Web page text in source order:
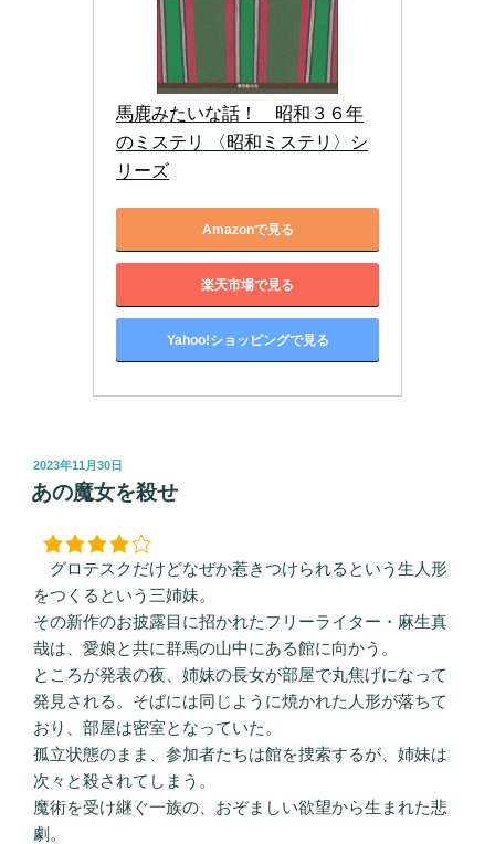
馬鹿みたいな話！　昭和３６年
のミステリ 〈昭和ミステリ〉シ
リーズ
Amazonで見る
楽天市場で見る
Yahoo!ショッピングで見る
投
稿
日:
2023年11月30日
あの魔女を殺せ
グロテスクだけどなぜか惹きつけられるという生人形
をつくるという三姉妹。
その新作のお披露目に招かれたフリーライター・麻生真
哉は、愛娘と共に群馬の山中にある館に向かう。
ところが発表の夜、姉妹の長女が部屋で丸焦げになって
発見される。そばには同じように焼かれた人形が落ちて
おり、部屋は密室となっていた。
孤立状態のまま、参加者たちは館を捜索するが、姉妹は
次々と殺されてしまう。
魔術を受け継ぐ一族の、おぞましい欲望から生まれた悲
劇。